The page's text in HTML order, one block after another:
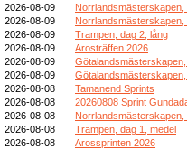
2026-08-09
Norrlandsmästerskapen,
2026-08-09
2026-08-09
Trampen, dag 2, lång
2026-08-09
Arosträffen 2026
2026-08-09
2026-08-09
2026-08-08
Tamanend Sprints
2026-08-08
20260808 Sprint
2026-08-08
Norrlandsmästerskapen,
2026-08-08
Trampen, dag 1, medel
2026-08-08
Arossprinten 2026